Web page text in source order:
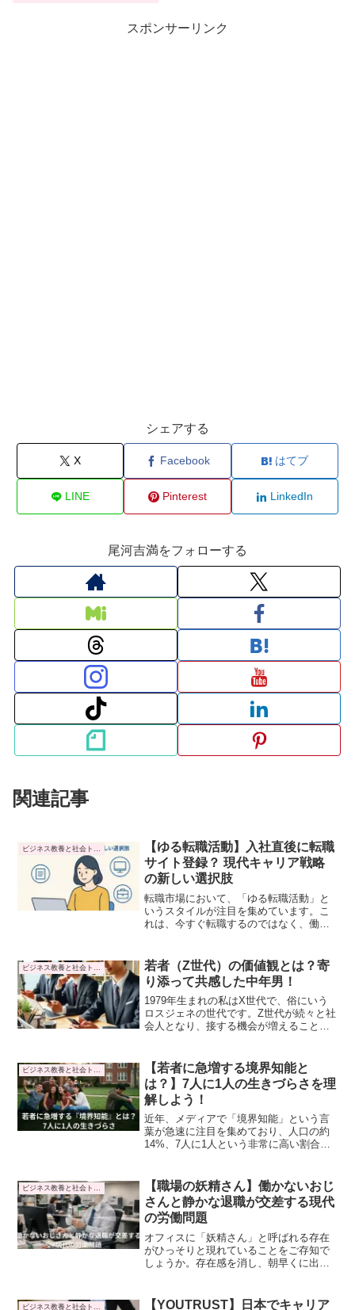
スポンサーリンク
シェアする
X Facebook はてブ
LINE Pinterest LinkedIn
尾河吉満をフォローする
関連記事
ビジネス教養と社会トレンド
【ゆる転職活動】入社直後に転職
サイト登録？ 現代キャリア戦略
の新しい選択肢
転職市場において、「ゆる転職活動」と
いうスタイルが注目を集めています。こ
れは、今すぐ転職するのではなく、働き
な転職活動のことを指します。
若者（Z世代）の価値観とは？寄
り添って共感した中年男！
1979年生まれの私はX世代で、俗にいう
ロスジェネの世代です。Z世代が続々と社
会人となり、接する機会が増えること
は．．．。」と言ってしまう前に、Z世代
に寄り添ってみると、共感できる部分が
多々あり、Z世代から学ぶことが多いこと
に気付かされました。
ビジネス教養と社会トレンド
【若者に急増する境界知能と
は？】7人に1人の生きづらさを理
解しよう！
近年、メディアで「境界知能」という言
葉が急速に注目を集めており、人口の約
14%、7人に1人という非常に高い割合を
ージ別の支援事例を解説します。
ビジネス教養と社会トレンド
【職場の妖精さん】働かないおじ
さんと静かな退職が交差する現代
の労働問題
オフィスに「妖精さん」と呼ばれる存在
がひっそりと現れていることをご存知で
しょうか。存在感を消し、朝早くに出社
と揶揄された層が透明化したかのような
【YOUTRUST】日本でキャリア